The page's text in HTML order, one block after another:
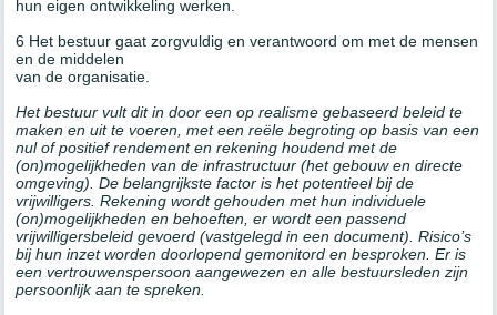
hun eigen ontwikkeling werken.
6 Het bestuur gaat zorgvuldig en verantwoord om met de mensen
en de middelen
van de organisatie.
Het bestuur vult dit in door een op realisme gebaseerd beleid te
maken en uit te voeren, met een reële begroting op basis van een
nul of positief rendement en rekening houdend met de
(on)mogelijkheden van de infrastructuur (het gebouw en directe
omgeving). De belangrijkste factor is het potentieel bij de
vrijwilligers. Rekening wordt gehouden met hun individuele
(on)mogelijkheden en behoeften, er wordt een passend
vrijwilligersbeleid gevoerd (vastgelegd in een document). Risico’s
bij hun inzet worden doorlopend gemonitord en besproken. Er is
een vertrouwenspersoon aangewezen en alle bestuursleden zijn
persoonlijk aan te spreken.